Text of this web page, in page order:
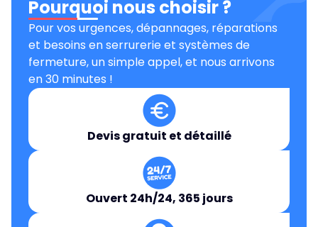
Pourquoi nous choisir ?
Pour vos urgences, dépannages, réparations
et besoins en serrurerie et systèmes de
fermeture, un simple appel, et nous arrivons
en 30 minutes !
Devis gratuit et détaillé
Ouvert 24h/24, 365 jours